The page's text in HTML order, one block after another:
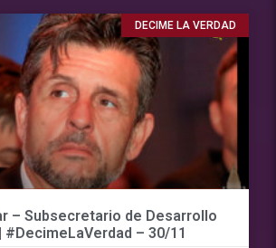
DECIME LA VERDAD
– Subsecretario de Desarrollo
#DecimeLaVerdad – 30/11